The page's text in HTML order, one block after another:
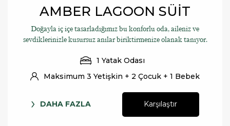
AMBER LAGOON SÜİT
Doğayla iç içe tasarladığımız bu konforlu oda, aileniz ve
sevdiklerinizle kusursuz anılar biriktirmenize olanak tanıyor.
1 Yatak Odası
Maksimum 3 Yetişkin + 2 Çocuk + 1 Bebek
DAHA FAZLA Karşılaştır